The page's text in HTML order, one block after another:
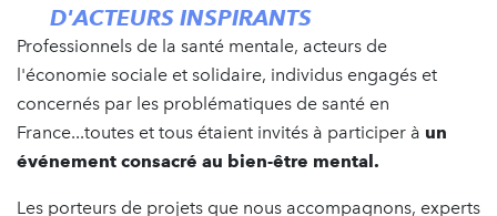
D'ACTEURS INSPIRANTS
Professionnels de la santé mentale, acteurs de
l'économie sociale et solidaire, individus engagés et
concernés par les problématiques de santé en
France...toutes et tous étaient invités à participer à un
événement consacré au bien-être mental.
Les porteurs de projets que nous accompagnons, experts